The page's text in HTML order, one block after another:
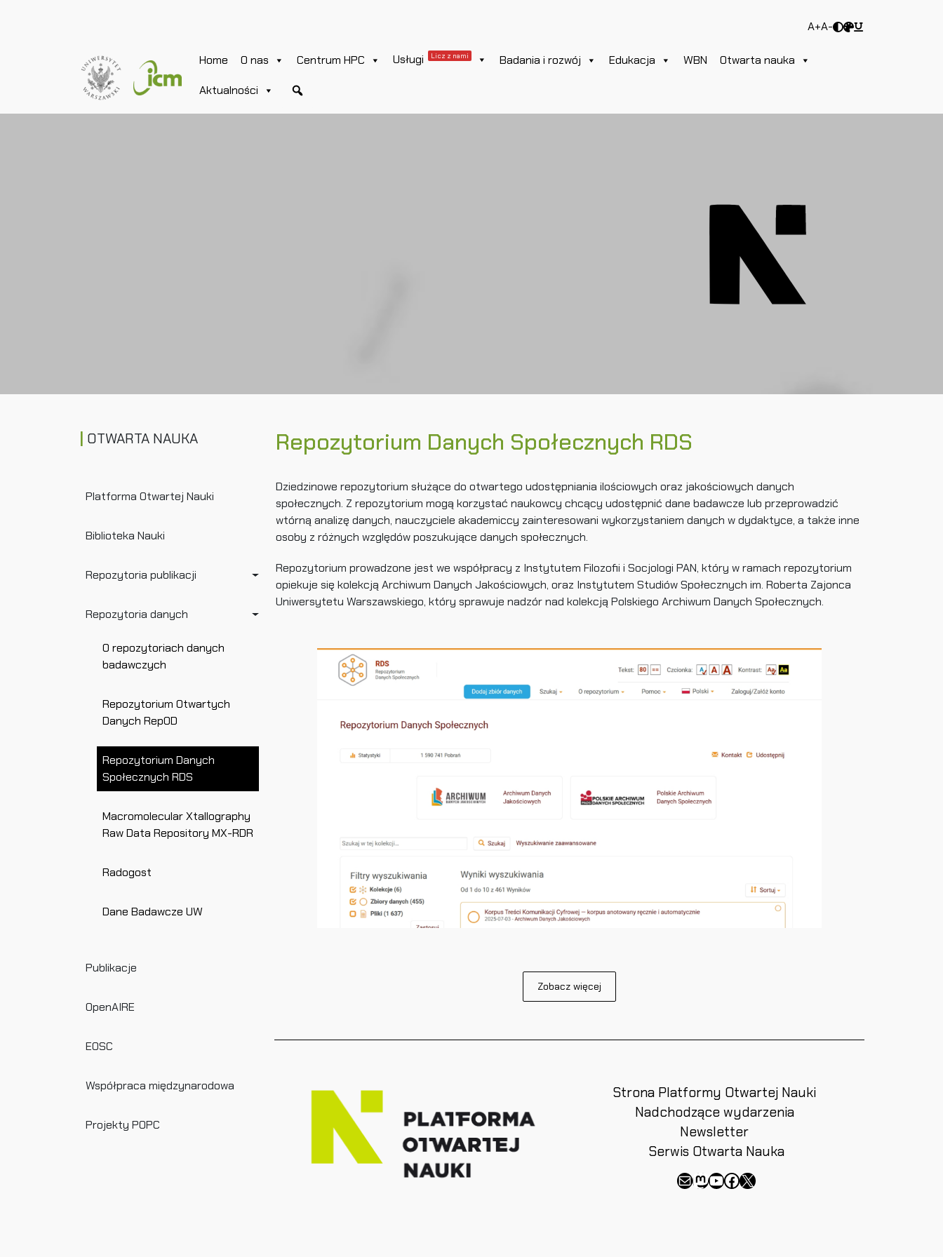
A+A-
Home O nas Centrum HPC Usługi Licz z nami Badania i rozwój Edukacja WBN Otwarta nauka
Aktualności
OTWARTA NAUKA
Platforma Otwartej Nauki
Biblioteka Nauki
Repozytoria publikacji
Repozytoria danych
O repozytoriach danych
badawczych
Repozytorium Otwartych
Danych RepOD
Repozytorium Danych
Społecznych RDS
Macromolecular Xtallography
Raw Data Repository MX-RDR
Radogost
Dane Badawcze UW
Publikacje
OpenAIRE
EOSC
Współpraca międzynarodowa
Projekty POPC
Repozytorium Danych Społecznych RDS
Dziedzinowe repozytorium służące do otwartego udostępniania ilościowych oraz jakościowych danych
społecznych. Z repozytorium mogą korzystać naukowcy chcący udostępnić dane badawcze lub przeprowadzić
wtórną analizę danych, nauczyciele akademiccy zainteresowani wykorzystaniem danych w dydaktyce, a także inne
osoby z różnych względów poszukujące danych społecznych.
Repozytorium prowadzone jest we współpracy z Instytutem Filozofii i Socjologi PAN, który w ramach repozytorium
opiekuje się kolekcją Archiwum Danych Jakościowych, oraz Instytutem Studiów Społecznych im. Roberta Zajonca
Uniwersytetu Warszawskiego, który sprawuje nadzór nad kolekcją Polskiego Archiwum Danych Społecznych.
Zobacz więcej
Strona Platformy Otwartej Nauki
Nadchodzące wydarzenia
Newsletter
Serwis Otwarta Nauka
Email Mastodon YouTube Facebook X